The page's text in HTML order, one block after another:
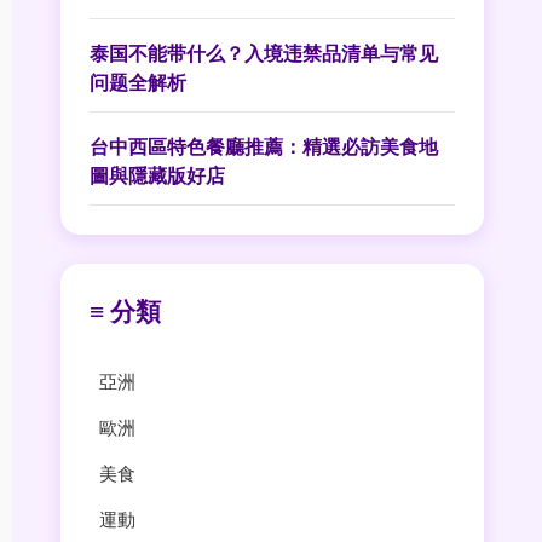
泰国不能带什么？入境违禁品清单与常见
问题全解析
台中西區特色餐廳推薦：精選必訪美食地
圖與隱藏版好店
≡ 分類
亞洲
歐洲
美食
運動